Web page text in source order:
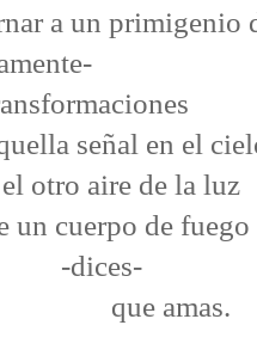
a un primigenio
señal en el
otro aire de la luz
un cuerpo de fuego